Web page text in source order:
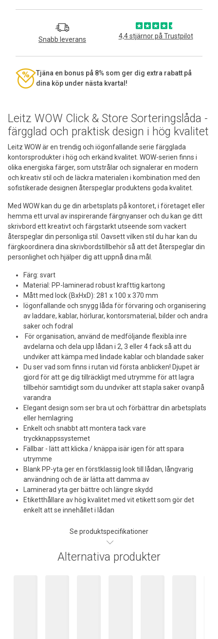
Leitz WOW Click & Store Sorteringslåda -
färgglad och praktisk design i hög kvalitet
Leitz WOW är en trendig och iögonfallande serie färgglada
kontorsprodukter i hög och erkänd kvalitet. WOW-serien finns i
olika energiska färger, som utstrålar och signalerar en modern
och kreativ stil och de läckra materialen i kombination med den
sofistikerade designen återspeglar produktens goda kvalitet.
Med WOW kan du ge din arbetsplats på kontoret, i företaget eller
hemma ett urval av inspirerande färgnyanser och du kan ge ditt
skrivbord ett kreativt och färgstarkt utseende som vackert
återspeglar din personliga stil. Oavsett vilken stil du har kan du
färgkoordinera dina skrivbordstillbehör så att det återspeglar din
personlighet och hjälper dig att uppnå dina mål.
Färg: svart
Material: PP-laminerad robust krafttig kartong
Mått med lock (BxHxD): 281 x 100 x 370 mm
Iögonfallande och snygg låda för förvaring och organisering
av laddare, kablar, hörlurar, kontorsmaterial, bilder och andra
saker och fodral
För organisation, använd de medföljande flexibla inre
avdelarna och dela upp lådan i 2, 3 eller 4 fack så att du
undviker att kämpa med lindade kablar och blandade saker
Du ser vad som finns i rutan vid första anblicken! Djupet är
gjord för att ge dig tillräckligt med utrymme för att lagra
tillbehör samtidigt som du undviker att stapla saker ovanpå
varandra
Elegant design som ser bra ut och förbättrar din arbetsplats
eller hemlagring
Enkelt och snabbt att montera tack vare
tryckknappssystemet
Fällbar - lätt att klicka / knäppa isär igen för att spara
utrymme
Blank PP-yta ger en förstklassig look till lådan, långvarig
användning och de är lätta att damma av
Laminerad yta ger bättre och längre skydd
Etiketthållare av hög kvalitet med vit etikett som gör det
enkelt att se innehållet i lådan
Se produktspecifikationer
Snabb leverans 4,4 stjärnor på Trustpilot
Tjäna en bonus på 8% som ger dig extra rabatt på
dina köp under nästa kvartal!
Alternativa produkter